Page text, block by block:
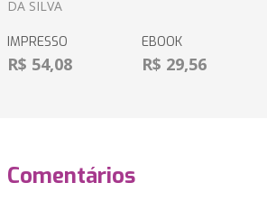
DA SILVA
IMPRESSO
R$ 54,08
EBOOK
R$ 29,56
Comentários